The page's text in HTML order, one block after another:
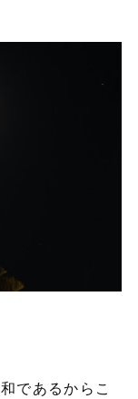
であるからこ